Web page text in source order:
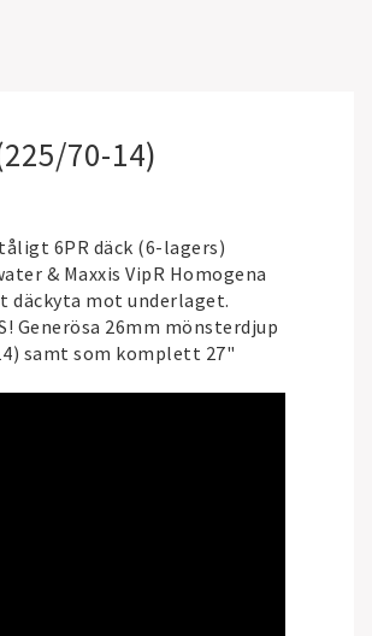
70-14)
6PR däck (6-lagers)
& Maxxis VipR Homogena
däckyta mot underlaget.
Generösa 26mm mönsterdjup
samt som komplett 27"